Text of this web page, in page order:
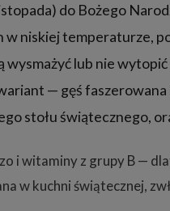
do Bożego
niskiej temperaturze,
lub nie
— gęś faszerowana
stołu świątecznego,
i witaminy z grupy B —
w kuchni świątecznej,